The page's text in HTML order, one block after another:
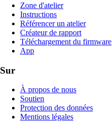
Zone d'atelier
Instructions
Référencer un atelier
Créateur de rapport
Téléchargement du firmware
App
Sur
À propos de nous
Soutien
Protection des données
Mentions légales